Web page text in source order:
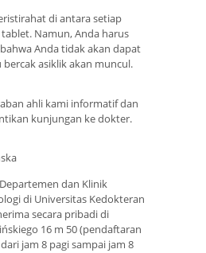
di antara setiap
Namun, Anda harus
Anda tidak akan dapat
asiklik akan muncul.
ahli kami informatif dan
kunjungan ke dokter.
dan Klinik
di Universitas Kedokteran
secara pribadi di
16 m 50 (pendaftaran
jam 8 pagi sampai jam 8